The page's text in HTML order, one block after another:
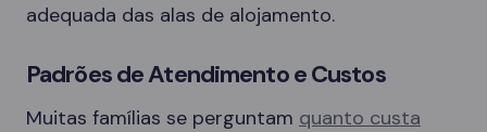
adequada das alas de alojamento.
Padrões de Atendimento e Custos
Muitas famílias se perguntam quanto custa